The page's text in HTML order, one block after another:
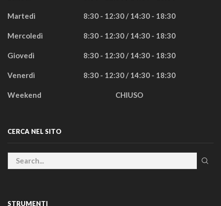
Martedì 8:30 - 12:30 / 14:30 - 18:30
Mercoledì 8:30 - 12:30 / 14:30 - 18:30
Giovedì 8:30 - 12:30 / 14:30 - 18:30
Venerdì 8:30 - 12:30 / 14:30 - 18:30
Weekend CHIUSO
CERCA NEL SITO
STRUMENTI